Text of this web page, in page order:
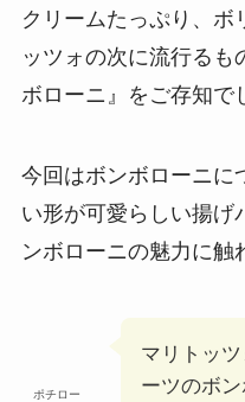
クリームたっぷり、ボ
ッツォの次に流行るも
ボローニ』をご存知で
今回はボンボローニに
い形が可愛らしい揚げ
ンボローニの魅力に触
ポチロー
マリトッ
ーツのボ